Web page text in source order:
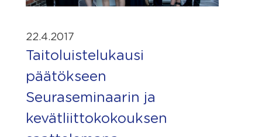
22.4.2017
Taitoluistelukausi
päätökseen
Seuraseminaarin ja
kevätliittokokouksen